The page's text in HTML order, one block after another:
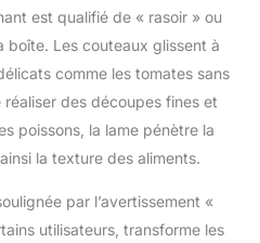
vous aborderez la
cuisine avec plus de
à relever de nouveaux
défis. Un bon outil
inspire, motive et vous
permet de
talents culinaires avec
plaisir – pour vous et
est qualifié de « rasoir » ou
boîte. Les couteaux glissent à
comme les tomates sans
des découpes fines et
poissons, la lame pénètre la
la texture des aliments.
par l’avertissement «
utilisateurs, transforme les